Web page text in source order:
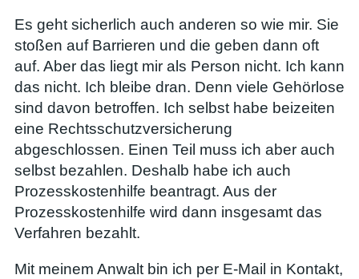
Es geht sicherlich auch anderen so wie mir. Sie
stoßen auf Barrieren und die geben dann oft
auf. Aber das liegt mir als Person nicht. Ich kann
das nicht. Ich bleibe dran. Denn viele Gehörlose
sind davon betroffen. Ich selbst habe beizeiten
eine Rechtsschutzversicherung
abgeschlossen. Einen Teil muss ich aber auch
selbst bezahlen. Deshalb habe ich auch
Prozesskostenhilfe beantragt. Aus der
Prozesskostenhilfe wird dann insgesamt das
Verfahren bezahlt.
Mit meinem Anwalt bin ich per E-Mail in Kontakt,